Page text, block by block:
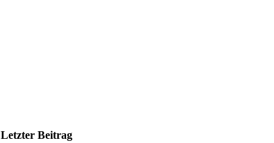
Letzter Beitrag